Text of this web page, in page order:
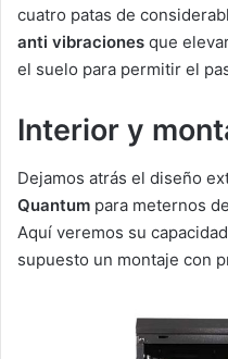
cuatro patas de
anti vibraciones que
el suelo para permitir el
Interior y
Dejamos atrás el diseño
Quantum para meternos
Aquí veremos su
supuesto un montaje con